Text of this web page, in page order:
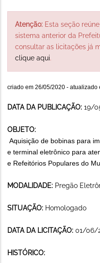
Atenção: Esta seção
sistema anterior da
consultar as licitações já
clique aqui.
criado em 26/05/2020 - atualizado
DATA DA PUBLICAÇÃO: 19/
OBJETO:
Aquisição de bobinas para
e terminal eletrônico para
e Refeitórios Populares do
MODALIDADE: Pregão
SITUAÇÃO: Homologado
DATA DA LICITAÇÃO: 01/06/
HISTÓRICO: